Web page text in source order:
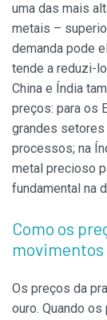
uma das mais
metais –
demanda pode
tende a reduzi-
China e Índia
preços: para os
grandes
processos; na
metal precioso
fundamental na
Como os
movimentos
Os preços da
ouro. Quando